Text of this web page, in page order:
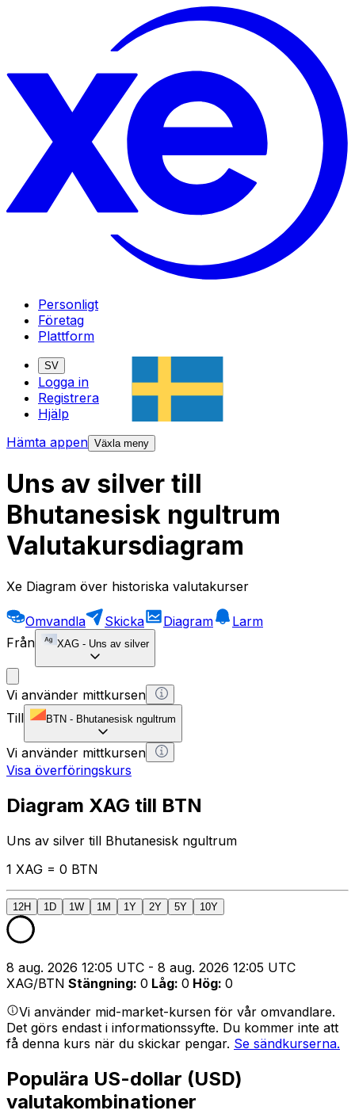
Personligt
Företag
Plattform
SV
Logga in
Registrera
Hjälp
Hämta appen Växla meny
Uns av silver till
Bhutanesisk ngultrum
Valutakursdiagram
Xe Diagram över historiska valutakurser
Omvandla Skicka Diagram
Larm
Från
XAG - Uns av silver
Vi använder mittkursen
Till
BTN - Bhutanesisk ngultrum
Vi använder mittkursen
Visa överföringskurs
Diagram XAG till BTN
Uns av silver till Bhutanesisk ngultrum
1 XAG = 0 BTN
12H 1D 1W 1M 1Y 2Y 5Y 10Y
8 aug. 2026 12:05 UTC - 8 aug. 2026 12:05 UTC
XAG/BTN Stängning: 0 Låg: 0 Hög: 0
Vi använder mid-market-kursen för vår omvandlare.
Det görs endast i informationssyfte. Du kommer inte att
få denna kurs när du skickar pengar. Se sändkurserna.
Populära US-dollar (USD)
valutakombinationer